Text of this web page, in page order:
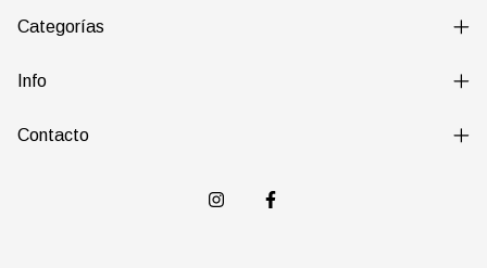
Categorías
Info
Contacto